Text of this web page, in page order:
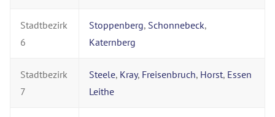
Stadtbezirk
6
Stoppenberg, Schonnebeck,
Katernberg
Stadtbezirk
7
Steele, Kray, Freisenbruch, Horst, Essen
Leithe